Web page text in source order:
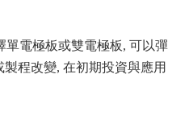
電極板或雙電極板, 可以彈
程改變, 在初期投資與應用